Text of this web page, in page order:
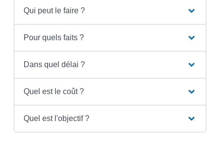
Qui peut le faire ?
Pour quels faits ?
Dans quel délai ?
Quel est le coût ?
Quel est l'objectif ?